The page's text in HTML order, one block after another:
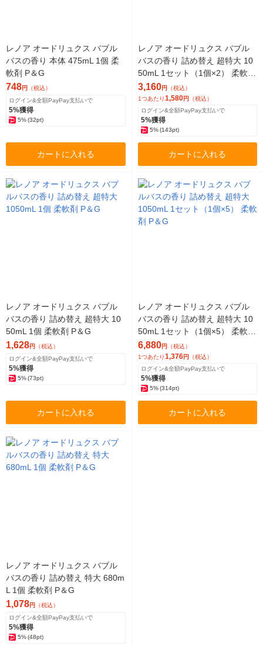
レノア オードリュクス バブル
バスの香り 本体 475mL 1個 柔
軟剤 P＆G
748円 （税込）
ログイン&全額PayPay支払いで
5%獲得
5%(32pt)
カートに入れる
レノア オードリュクス バブル
バスの香り 詰め替え 超特大 10
50mL 1セット（1個×2） 柔軟剤
P＆G
3,160円 （税込）
1つあたり1,580円 （税込）
ログイン&全額PayPay支払いで
5%獲得
5% (143pt)
カートに入れる
レノア オードリュクス バブル
バスの香り 詰め替え 超特大 10
50mL 1個 柔軟剤 P＆G
1,628円 （税込）
ログイン&全額PayPay支払いで
5%獲得
5%(73pt)
カートに入れる
レノア オードリュクス バブル
バスの香り 詰め替え 超特大 10
50mL 1セット（1個×5） 柔軟剤
P＆G
6,880円 （税込）
1つあたり1,376円 （税込）
ログイン&全額PayPay支払いで
5%獲得
5% (314pt)
カートに入れる
レノア オードリュクス バブル
バスの香り 詰め替え 特大 680m
L 1個 柔軟剤 P＆G
1,078円 （税込）
ログイン&全額PayPay支払いで
5%獲得
5%(48pt)